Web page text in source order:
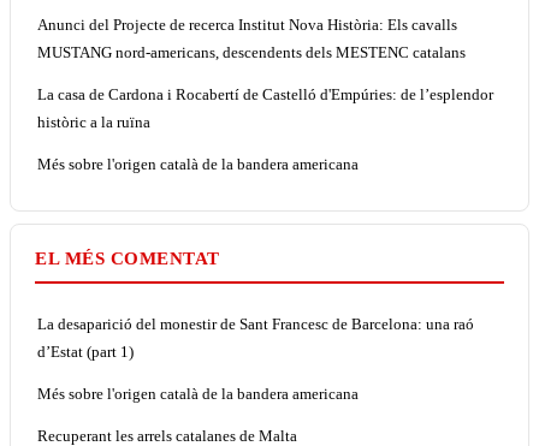
Anunci del Projecte de recerca Institut Nova Història: Els cavalls
MUSTANG nord-americans, descendents dels MESTENC catalans
La casa de Cardona i Rocabertí de Castelló d'Empúries: de l’esplendor
històric a la ruïna
Més sobre l'origen català de la bandera americana
EL MÉS COMENTAT
La desaparició del monestir de Sant Francesc de Barcelona: una raó
d’Estat (part 1)
Més sobre l'origen català de la bandera americana
Recuperant les arrels catalanes de Malta